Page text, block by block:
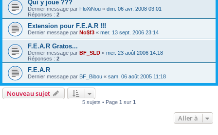
Qui y joue ???
Dernier message par FloXiNou « dim. 06 avr. 2008 03:01
Réponses : 2
Extension pour F.E.A.R !!!
Dernier message par No$f3 « mer. 13 sept. 2006 23:14
F.E.A.R Gratos...
Dernier message par BF_SLD « mer. 23 août 2006 14:18
Réponses : 2
F.E.A.R
Dernier message par BF_Bibou « sam. 06 août 2005 11:18
Nouveau sujet
5 sujets • Page 1 sur 1
Aller à